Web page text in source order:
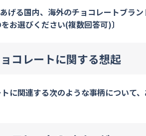
あげる国内、海外のチョコレートブラ
お選びください(複数回答可)〕
コレートに関する想起
トに関連する次のような事柄につい